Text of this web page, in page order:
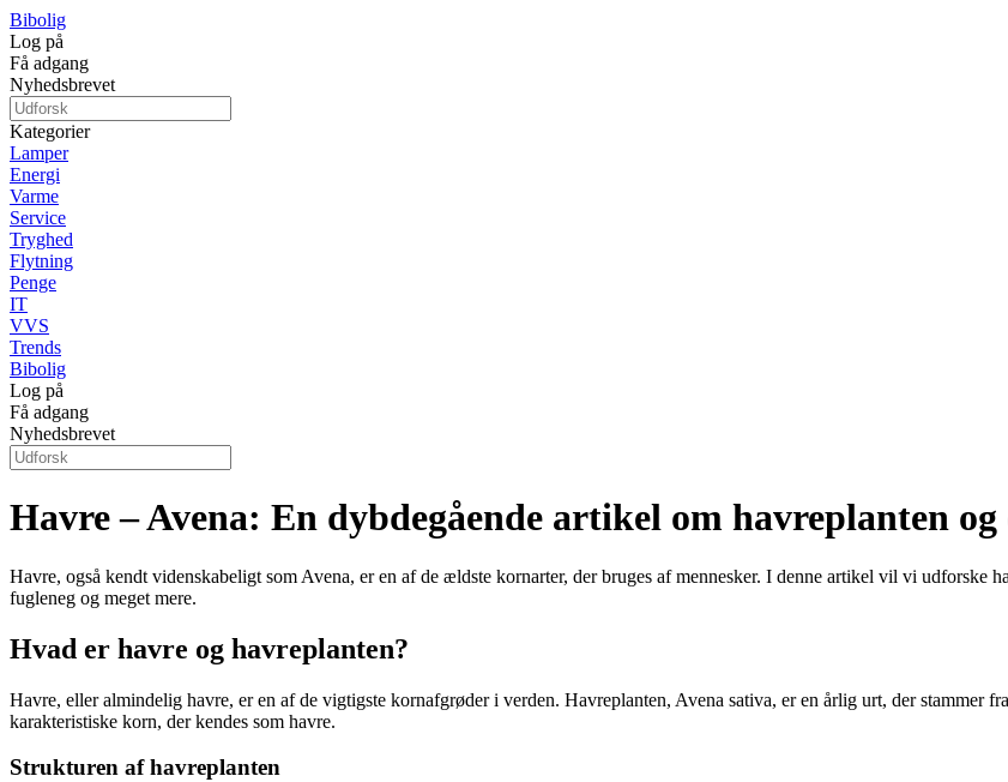
Bibolig
Log på
Få adgang
Nyhedsbrevet
Kategorier
Lamper
Energi
Varme
Service
Tryghed
Flytning
Penge
IT
VVS
Trends
Bibolig
Log på
Få adgang
Nyhedsbrevet
Havre – Avena: En dybdegående artikel om havreplanten og
Havre, også kendt videnskabeligt som Avena, er en af de ældste kornarter, der bruges af mennesker. I denne artikel vil vi udforske
fugleneg og meget mere.
Hvad er havre og havreplanten?
Havre, eller almindelig havre, er en af de vigtigste kornafgrøder i verden. Havreplanten, Avena sativa, er en årlig urt, der stammer
karakteristiske korn, der kendes som havre.
Strukturen af havreplanten